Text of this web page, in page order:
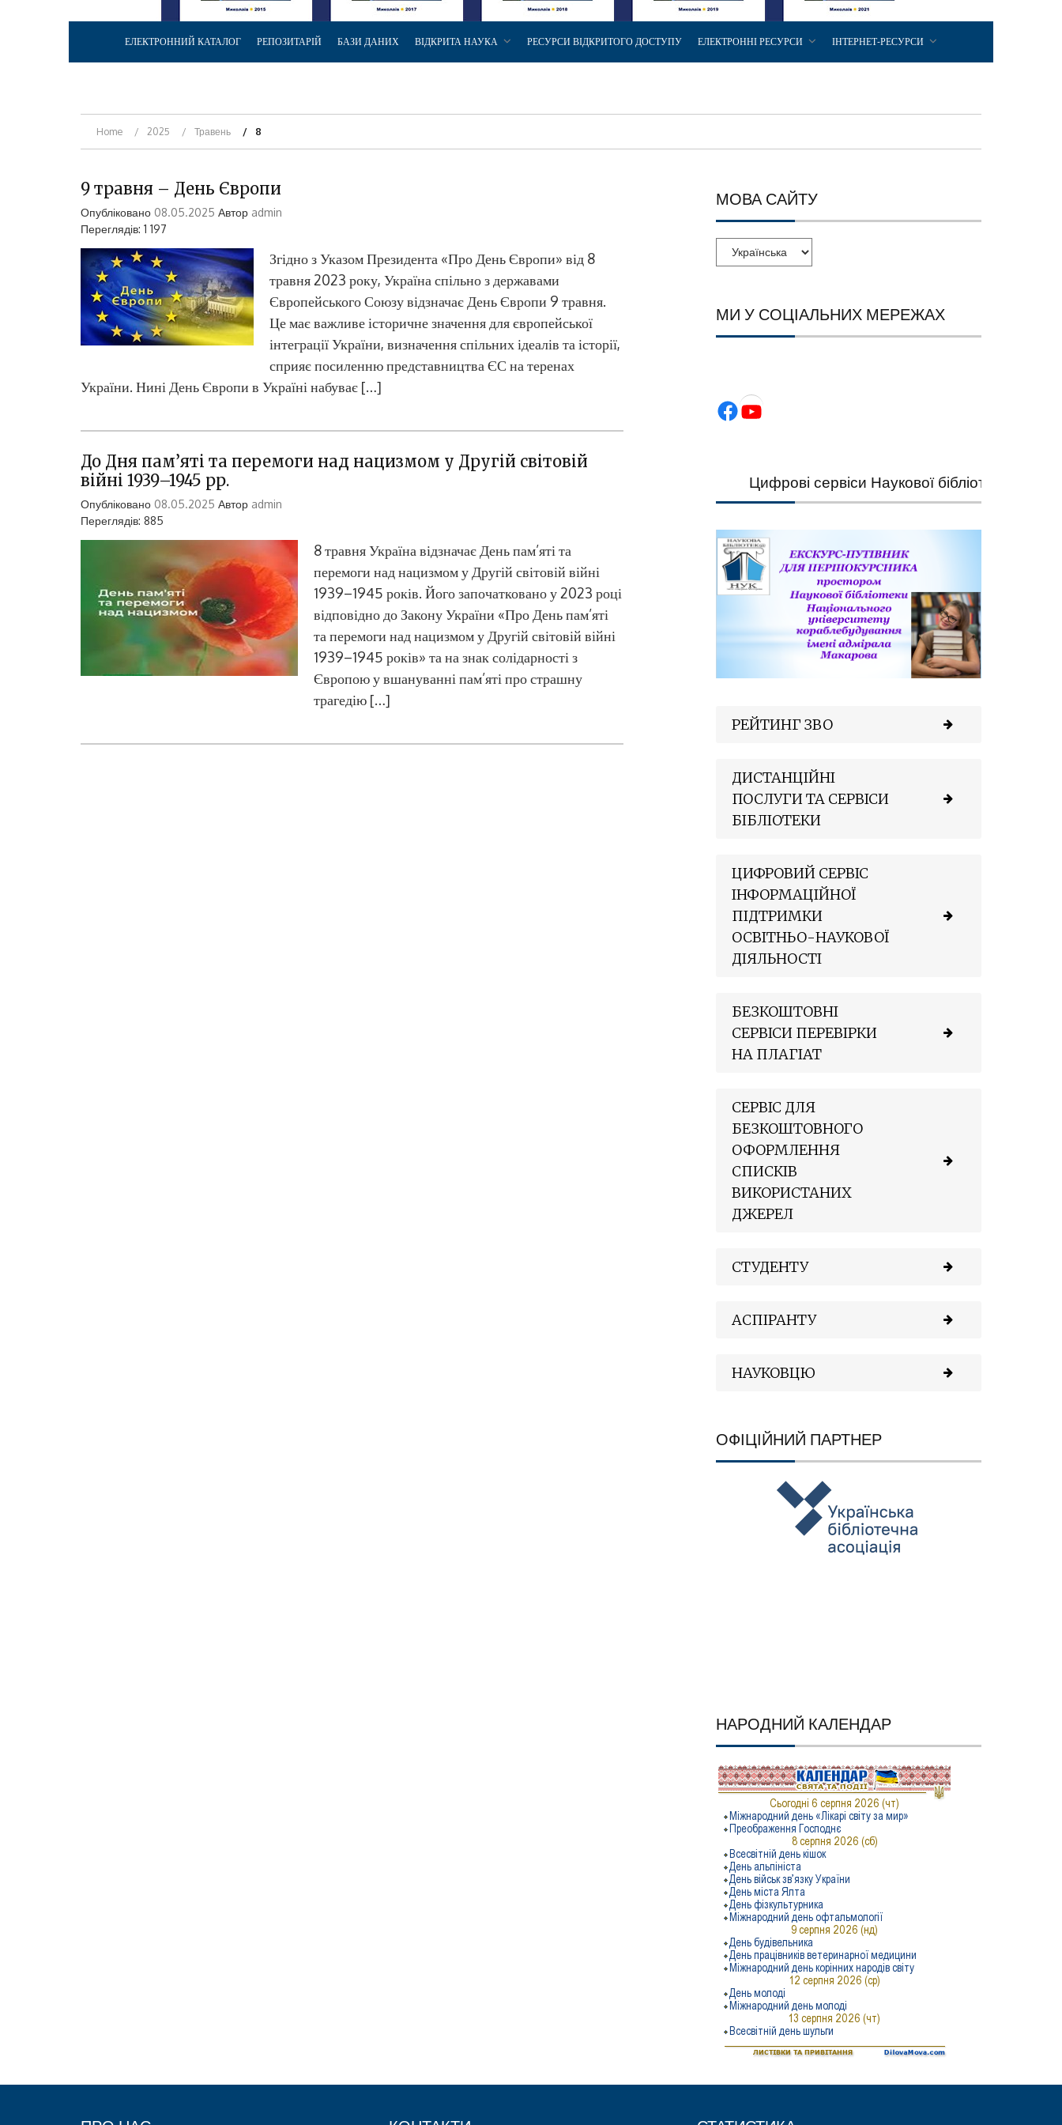
ЕЛЕКТРОННИЙ КАТАЛОГ РЕПОЗИТАРІЙ БАЗИ ДАНИХ ВІДКРИТА НАУКА РЕСУРСИ ВІДКРИТОГО ДОСТУПУ ЕЛЕКТРОННІ РЕСУРСИ ІНТЕРНЕТ-РЕСУРСИ
Home 2025 Травень 8
9 травня – День Європи
Опубліковано 08.05.2025 Автор admin
Переглядів: 1 197
Згідно з Указом Президента «Про День Європи» від 8
травня 2023 року, Україна спільно з державами
Європейського Союзу відзначає День Європи 9 травня.
Це має важливе історичне значення для європейської
інтеграції України, визначення спільних ідеалів та історії,
сприяє посиленню представництва ЄС на теренах
України. Нині День Європи в Україні набуває […]
До Дня пам’яті та перемоги над нацизмом у Другій світовій
війні 1939–1945 рр.
Опубліковано 08.05.2025 Автор admin
Переглядів: 885
8 травня Україна відзначає День пам’яті та
перемоги над нацизмом у Другій світовій війні
1939–1945 років. Його започатковано у 2023 році
відповідно до Закону України «Про День пам’яті
та перемоги над нацизмом у Другій світовій війні
1939–1945 років» та на знак солідарності з
Європою у вшануванні пам’яті про страшну
трагедію […]
МОВА САЙТУ
МИ У СОЦІАЛЬНИХ МЕРЕЖАХ
Facebook YouTube
Цифрові сервіси Наукової бібліотеки НУК —
РЕЙТИНГ ЗВО
ДИСТАНЦІЙНІ
ПОСЛУГИ ТА СЕРВІСИ
БІБЛІОТЕКИ
ЦИФРОВИЙ СЕРВІС
ІНФОРМАЦІЙНОЇ
ПІДТРИМКИ
ОСВІТНЬО-НАУКОВОЇ
ДІЯЛЬНОСТІ
БЕЗКОШТОВНІ
СЕРВІСИ ПЕРЕВІРКИ
НА ПЛАГІАТ
СЕРВІС ДЛЯ
БЕЗКОШТОВНОГО
ОФОРМЛЕННЯ
СПИСКІВ
ВИКОРИСТАНИХ
ДЖЕРЕЛ
СТУДЕНТУ
АСПІРАНТУ
НАУКОВЦЮ
ОФІЦІЙНИЙ ПАРТНЕР
НАРОДНИЙ КАЛЕНДАР